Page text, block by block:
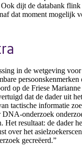
dijt de databank
dat moment mogelijk
in de wetgeving
op de Friese
dat de dader uit
tactische informatie
onderzoek
Het resultaat: de dader
over het
gecreëerd.”